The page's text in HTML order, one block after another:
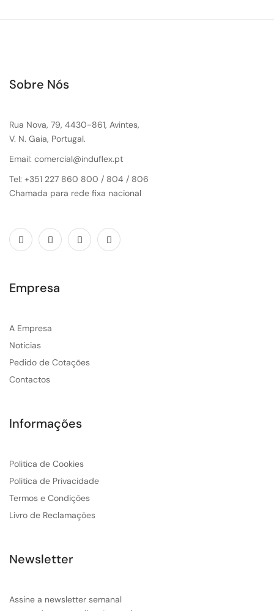
Sobre Nós
Rua Nova, 79, 4430-861, Avintes,
V. N. Gaia, Portugal.
Email: comercial@induflex.pt
Tel: +351 227 860 800 / 804 / 806
Chamada para rede fixa nacional
Empresa
A Empresa
Noticias
Pedido de Cotações
Contactos
Informações
Politica de Cookies
Politica de Privacidade
Termos e Condições
Livro de Reclamações
Newsletter
Assine a newsletter semanal